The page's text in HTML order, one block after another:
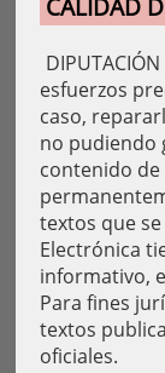
CALIDAD
esfuerzos
caso,
no pudiendo
contenido
textos que
Electrónica
informativo,
Para fines
textos
oficiales.